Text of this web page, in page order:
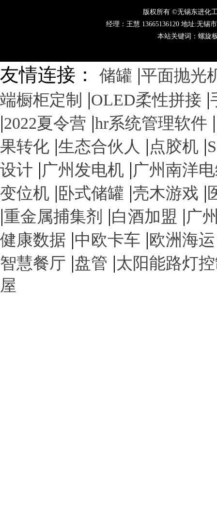
版权所有 ©无锡东进化
经理：王慧 13665136120 地址:无锡
本站关键词：螺旋
友情连接： 储罐 |平面抛光
端橱柜定制 |OLED柔性拼接 |
|2022夏令营 |hr系统管理软件 |
果转化 |生态合伙人 |点胶机 |
设计 |广州发电机 |广州南洋
变位机 | 卧式储罐 |壳木游戏 |
|重金属捕集剂 |白酒加盟 |广
健康数据 |中欧卡车 |欧洲海运
智慧餐厅 |盘管 |太阳能路灯
屋